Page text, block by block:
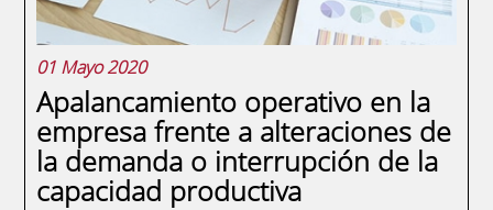
01 Mayo 2020
Apalancamiento operativo en la
empresa frente a alteraciones de
la demanda o interrupción de la
capacidad productiva